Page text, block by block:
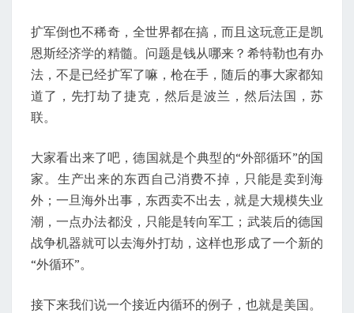
扩军倒也不稀奇，全世界都在搞，而且这玩意正是凯
恩斯经济学的精髓。问题是钱从哪来？希特勒也有办
法，不是已经扩军了嘛，枪在手，随后的事大家都知
道了，先打劫了捷克，然后是波兰，然后法国，苏
联。
大家看出来了吧，德国就是个典型的“外部循环”的国
家。生产出来的东西自己消费不掉，只能是卖到海
外；一旦海外出事，东西卖不出去，就是大规模失业
潮，一点办法都没，只能是转向军工；武装后的德国
战争机器就可以去海外打劫，这样也形成了一个新的
“外循环”。
接下来我们说一个接近内循环的例子，也就是美国。